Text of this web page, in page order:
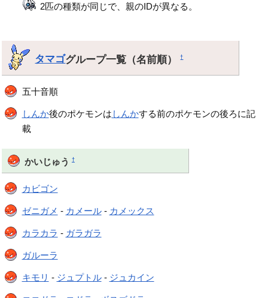
2匹の種類が同じで、親のIDが異なる。
タマゴグループ一覧（名前順）†
五十音順
しんか後のポケモンは しんかする前のポケモンの後ろに記
載
かいじゅう †
カビゴン
ゼニガメ - カメール- カメックス
カラカラ - ガラガラ
ガルーラ
キモリ - ジュプトル- ジュカイン